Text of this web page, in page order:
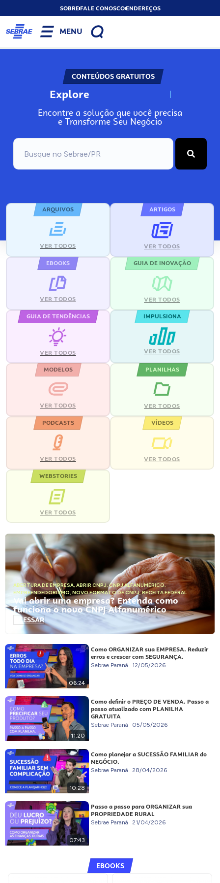
SOBREFALE CONOSCOENDEREÇOS
MENU
CONTEÚDOS GRATUITOS
Explore N
Encontre a solução que você precisa
e Transforme Seu Negócio
ARQUIVOS
VER TODOS
ARTIGOS
VER TODOS
EBOOKS
VER TODOS
GUIA DE INOVAÇÃO
VER TODOS
GUIA DE TENDÊNCIAS
VER TODOS
IMPULSIONA
VER TODOS
MODELOS
VER TODOS
PLANILHAS
VER TODOS
PODCASTS
VER TODOS
VÍDEOS
VER TODOS
WEBSTORIES
VER TODOS
ABERTURA DE EMPRESA, ABRIR CNPJ,CNPJ ALFANUMÉRICO,
EMPREENDEDORISMO, NOVO FORMATO DE CNPJ,RECEITA FEDERAL
Vai abrir uma empresa? Entenda como
funciona o novo CNPJ Alfanumérico
ACESSAR
06:24
Como ORGANIZAR sua EMPRESA. Reduzir
erros e crescer com SEGURANÇA.
Sebrae Paraná 12/05/2026
11:20
Como definir o PREÇO DE VENDA. Passo a
passo atualizado com PLANILHA
GRATUITA
Sebrae Paraná 05/05/2026
10:28
Como planejar a SUCESSÃO FAMILIAR do
NEGÓCIO.
Sebrae Paraná 28/04/2026
07:43
Passo a passo para ORGANIZAR sua
PROPRIEDADE RURAL
Sebrae Paraná 21/04/2026
EBOOKS